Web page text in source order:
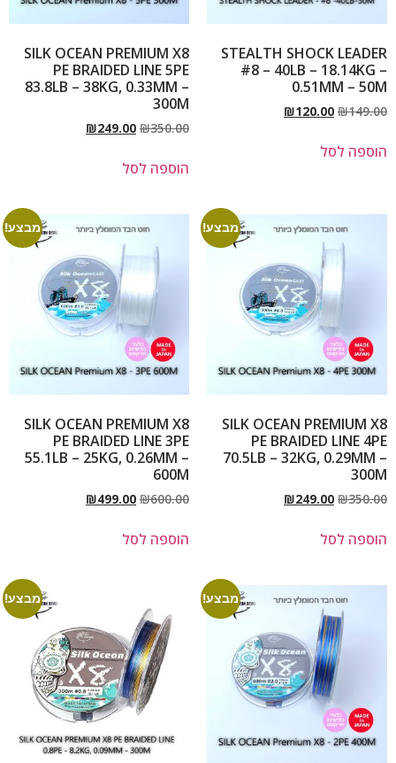
STEALTH SHOCK LEADER
#8 – 40LB – 18.14KG –
0.51MM – 50M
₪149.00
₪120.00
הוספה לסל
SILK OCEAN PREMIUM X8
PE BRAIDED LINE 5PE
83.8LB – 38KG, 0.33MM –
300M
₪350.00
₪249.00
הוספה לסל
מבצע!
SILK OCEAN PREMIUM X8
PE BRAIDED LINE 4PE
70.5LB – 32KG, 0.29MM –
300M
₪350.00
₪249.00
הוספה לסל
מבצע!
SILK OCEAN PREMIUM X8
PE BRAIDED LINE 3PE
55.1LB – 25KG, 0.26MM –
600M
₪600.00
₪499.00
הוספה לסל
מבצע! מבצע!